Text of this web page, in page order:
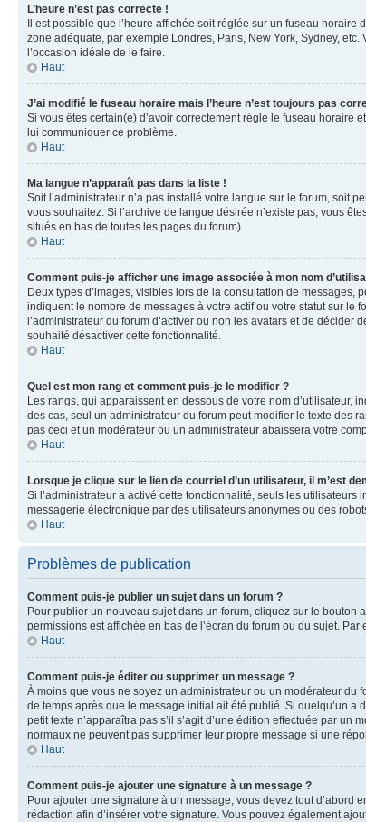
L’heure n’est pas correcte !
Il est possible que l’heure affichée soit réglée sur un fuseau
zone adéquate, par exemple Londres, Paris, New York, Sydney,
l’occasion idéale de le faire.
Haut
J’ai modifié le fuseau horaire mais l’heure n’est toujours pas
Si vous êtes certain(e) d’avoir correctement réglé le fuseau horaire
lui communiquer ce problème.
Haut
Ma langue n’apparaît pas dans la liste !
Soit l’administrateur n’a pas installé votre langue sur le forum, soit
vous souhaitez. Si l’archive de langue désirée n’existe pas, vous
situés en bas de toutes les pages du forum).
Haut
Comment puis-je afficher une image associée à mon nom
Deux types d’images, visibles lors de la consultation de messages,
indiquent le nombre de messages à votre actif ou votre statut sur le
l’administrateur du forum d’activer ou non les avatars et de
souhaité désactiver cette fonctionnalité.
Haut
Quel est mon rang et comment puis-je le modifier ?
Les rangs, qui apparaissent en dessous de votre nom
des cas, seul un administrateur du forum peut modifier le texte des
pas ceci et un modérateur ou un administrateur abaissera votre
Haut
Lorsque je clique sur le lien de courriel d’un utilisateur, il m’est
Si l’administrateur a activé cette fonctionnalité, seuls les
messagerie électronique par des utilisateurs anonymes ou des
Haut
Problèmes de publication
Comment puis-je publier un sujet dans un forum ?
Pour publier un nouveau sujet dans un forum, cliquez sur le bouton
permissions est affichée en bas de l’écran du forum ou du sujet.
Haut
Comment puis-je éditer ou supprimer un message ?
À moins que vous ne soyez un administrateur ou un modérateur
de temps après que le message initial ait été publié. Si quelqu’un a
petit texte n’apparaîtra pas s’il s’agit d’une édition effectuée par
normaux ne peuvent pas supprimer leur propre message si une
Haut
Comment puis-je ajouter une signature à un message ?
Pour ajouter une signature à un message, vous devez tout d’abord
rédaction afin d’insérer votre signature. Vous pouvez également